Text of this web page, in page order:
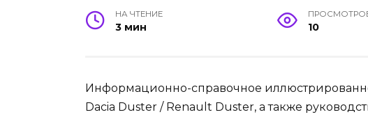
НА ЧТЕНИЕ
3 мин 10
Информационно-справочное
Dacia Duster / Renault Duster, а также